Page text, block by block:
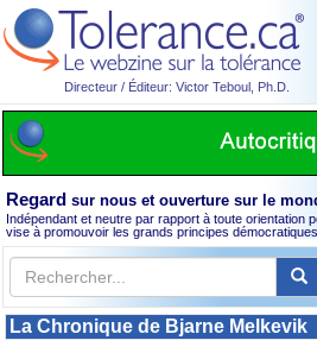
Directeur / Éditeur: Victor Teboul, Ph.D.
Regard sur nous et ouverture sur le
Indépendant et neutre par rapport à toute orientation
vise à promouvoir les grands principes
La Chronique de Bjarne Melkevik